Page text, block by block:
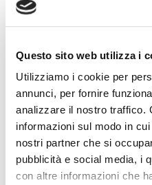
Questo sito web utilizza i
Utilizziamo i cookie per
annunci, per fornire
analizzare il nostro traffico.
informazioni sul modo in
nostri partner che si
pubblicità e social media, i
con altre informazioni che
colma di gratitudine del
l’uomo perché Tu te ne dia
la convinzione, prima
approfondita, che l’uomo
singolo uomo, ogni “io”
faccia della Terra, anche il
occhi, è rapporto con un
La curiositas del
essere spenta neppure